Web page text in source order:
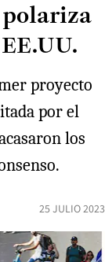
proyecto
por el
los
25 JULIO 2023